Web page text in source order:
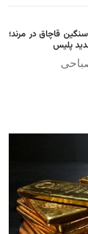
سنگین قاچاق در مرند؛